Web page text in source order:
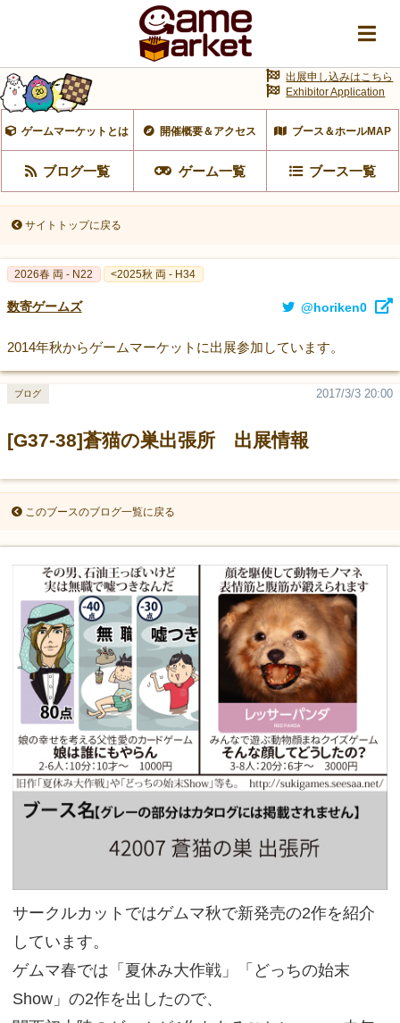
ゲームマーケットとは 開催概要＆アクセス ブース＆ホールMAP
ブログ一覧 ゲーム一覧 ブース一覧
出展申し込みはこちら
Exhibitor Application
サイトトップに戻る
2026春 両 - N22 <2025秋 両 - H34
数寄ゲームズ @horiken0
2014年秋からゲームマーケットに出展参加しています。
[G37-38]蒼猫の巣出張所 出展情報
2017/3/3 20:00
ブログ
このブースのブログ一覧に戻る
サークルカットではゲムマ秋で新発売の2作を紹介
しています。
ゲムマ春では「夏休み大作戦」「どっちの始末
Show」の2作を出したので、